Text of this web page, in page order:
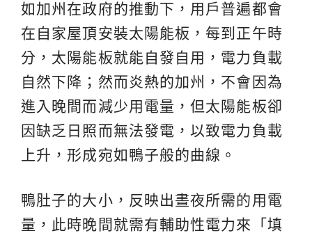
如加州在政府的推動下，用戶普遍都會
在自家屋頂安裝太陽能板，每到正午時
分，太陽能板就能自發自用，電力負載
自然下降；然而炎熱的加州，不會因為
進入晚間而減少用電量，但太陽能板卻
因缺乏日照而無法發電，以致電力負載
上升，形成宛如鴨子般的曲線。
鴨肚子的大小，反映出晝夜所需的用電
量，此時晚間就需有輔助性電力來「填